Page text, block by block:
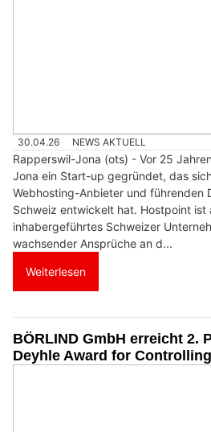
30.04.26 NEWS AKTUELL
Rapperswil-Jona (ots) - Vor 25
Jona ein Start-up gegründet, das
Webhosting-Anbieter und führenden
Schweiz entwickelt hat. Hostpoint ist
inhabergeführtes Schweizer
wachsender Ansprüche an d...
Weiterlesen
BÖRLIND GmbH erreicht 2.
Deyhle Award for